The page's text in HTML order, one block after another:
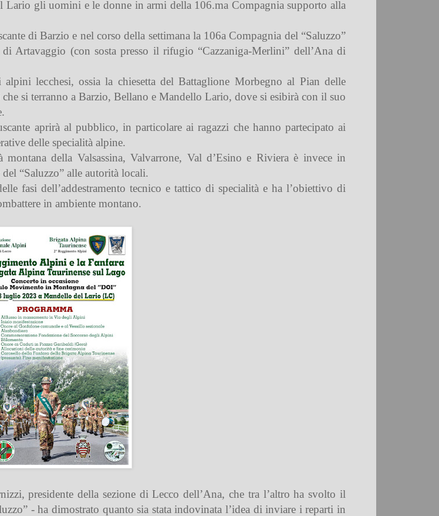
Lario gli uomini e le donne in armi della 106.ma Compagnia supporto alla
di Barzio e nel corso della settimana la 106a Compagnia del “Saluzzo”
Artavaggio (con sosta presso il rifugio “Cazzaniga-Merlini” dell’Ana di
lecchesi, ossia la chiesetta del Battaglione Morbegno al Pian delle
si terranno a Barzio, Bellano e Mandello Lario, dove si esibirà con il suo
aprirà al pubblico, in particolare ai ragazzi che hanno partecipato ai
delle specialità alpine.
della Valsassina, Valvarrone, Val d’Esino e Riviera è invece in
“Saluzzo” alle autorità locali.
fasi dell’addestramento tecnico e tattico di specialità e ha l’obiettivo di
in ambiente montano.
presidente della sezione di Lecco dell’Ana, che tra l’altro ha svolto il
- ha dimostrato quanto sia stata indovinata l’idea di inviare i reparti in